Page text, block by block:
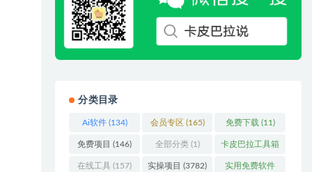
分类目录
Ai软件(134) 会员专区 (165) 免费下载 (11)
免费项目 (146) 全部分类(1) 卡皮巴拉工具箱
(3)
在线工具 (157) 实操项目 (3782) 实用免费软件